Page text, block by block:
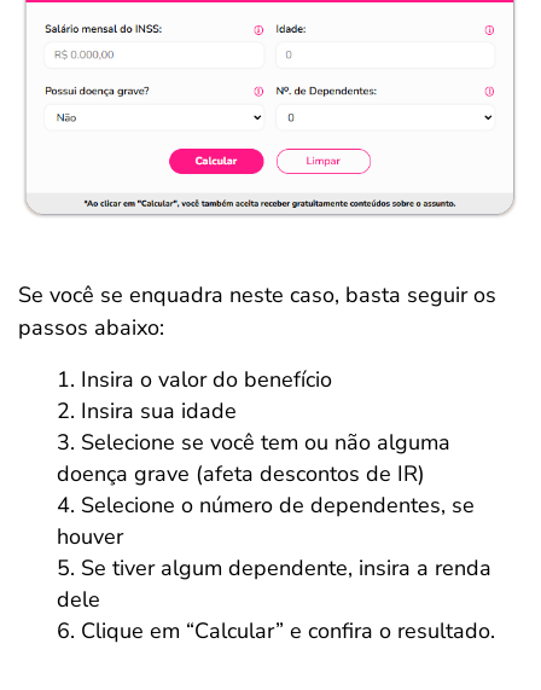
Se você se enquadra neste caso, basta seguir os
passos abaixo:
Insira o valor do benefício
Insira sua idade
Selecione se você tem ou não alguma
doença grave (afeta descontos de IR)
Selecione o número de dependentes, se
houver
Se tiver algum dependente, insira a renda
dele
Clique em “Calcular” e confira o resultado.